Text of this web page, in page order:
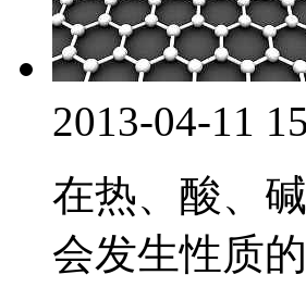
2013-04-11
在热、酸、
会发生性质